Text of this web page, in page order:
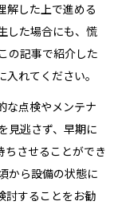
解した上で進める
した場合にも、慌
の記事で紹介した
れてください。
な点検やメンテナ
見逃さず、早期に
ちさせることができ
から設備の状態に
討することをお勧